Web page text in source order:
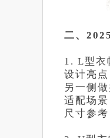
二、
1. L型
设计亮
另一侧
适配场
尺寸参